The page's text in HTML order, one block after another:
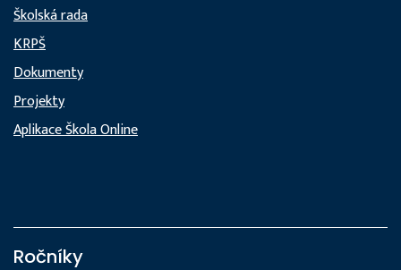
Školská rada
KRPŠ
Dokumenty
Projekty
Aplikace Škola Online
Ročníky